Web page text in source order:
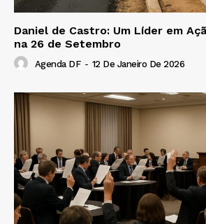
Daniel de Castro: Um Líder em
na 26 de Setembro
Agenda DF - 12 De Janeiro De 2026